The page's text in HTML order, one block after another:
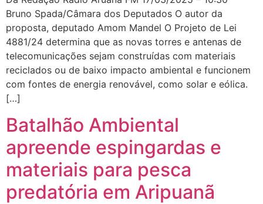
Bruno Spada/Câmara dos Deputados O autor da
proposta, deputado Amom Mandel O Projeto de Lei
4881/24 determina que as novas torres e antenas de
telecomunicações sejam construídas com materiais
reciclados ou de baixo impacto ambiental e funcionem
com fontes de energia renovável, como solar e eólica.
[…]
Batalhão Ambiental
apreende espingardas e
materiais para pesca
predatória em Aripuanã